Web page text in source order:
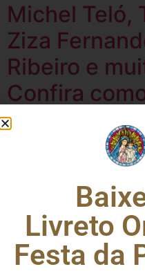
Michel Teló,
Ziza
Ribeiro e
Confira
próximas
Livreto
Festa da